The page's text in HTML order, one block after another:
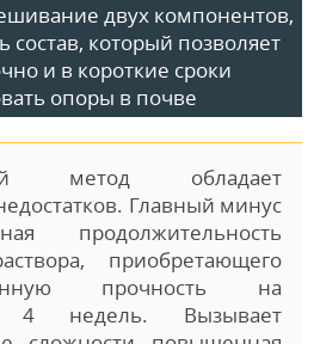
двух компонентов,
состав, который позволяет
и в короткие сроки
опоры в почве
метод обладает
Главный минус
продолжительность
приобретающего
прочность на
4 недель. Вызывает